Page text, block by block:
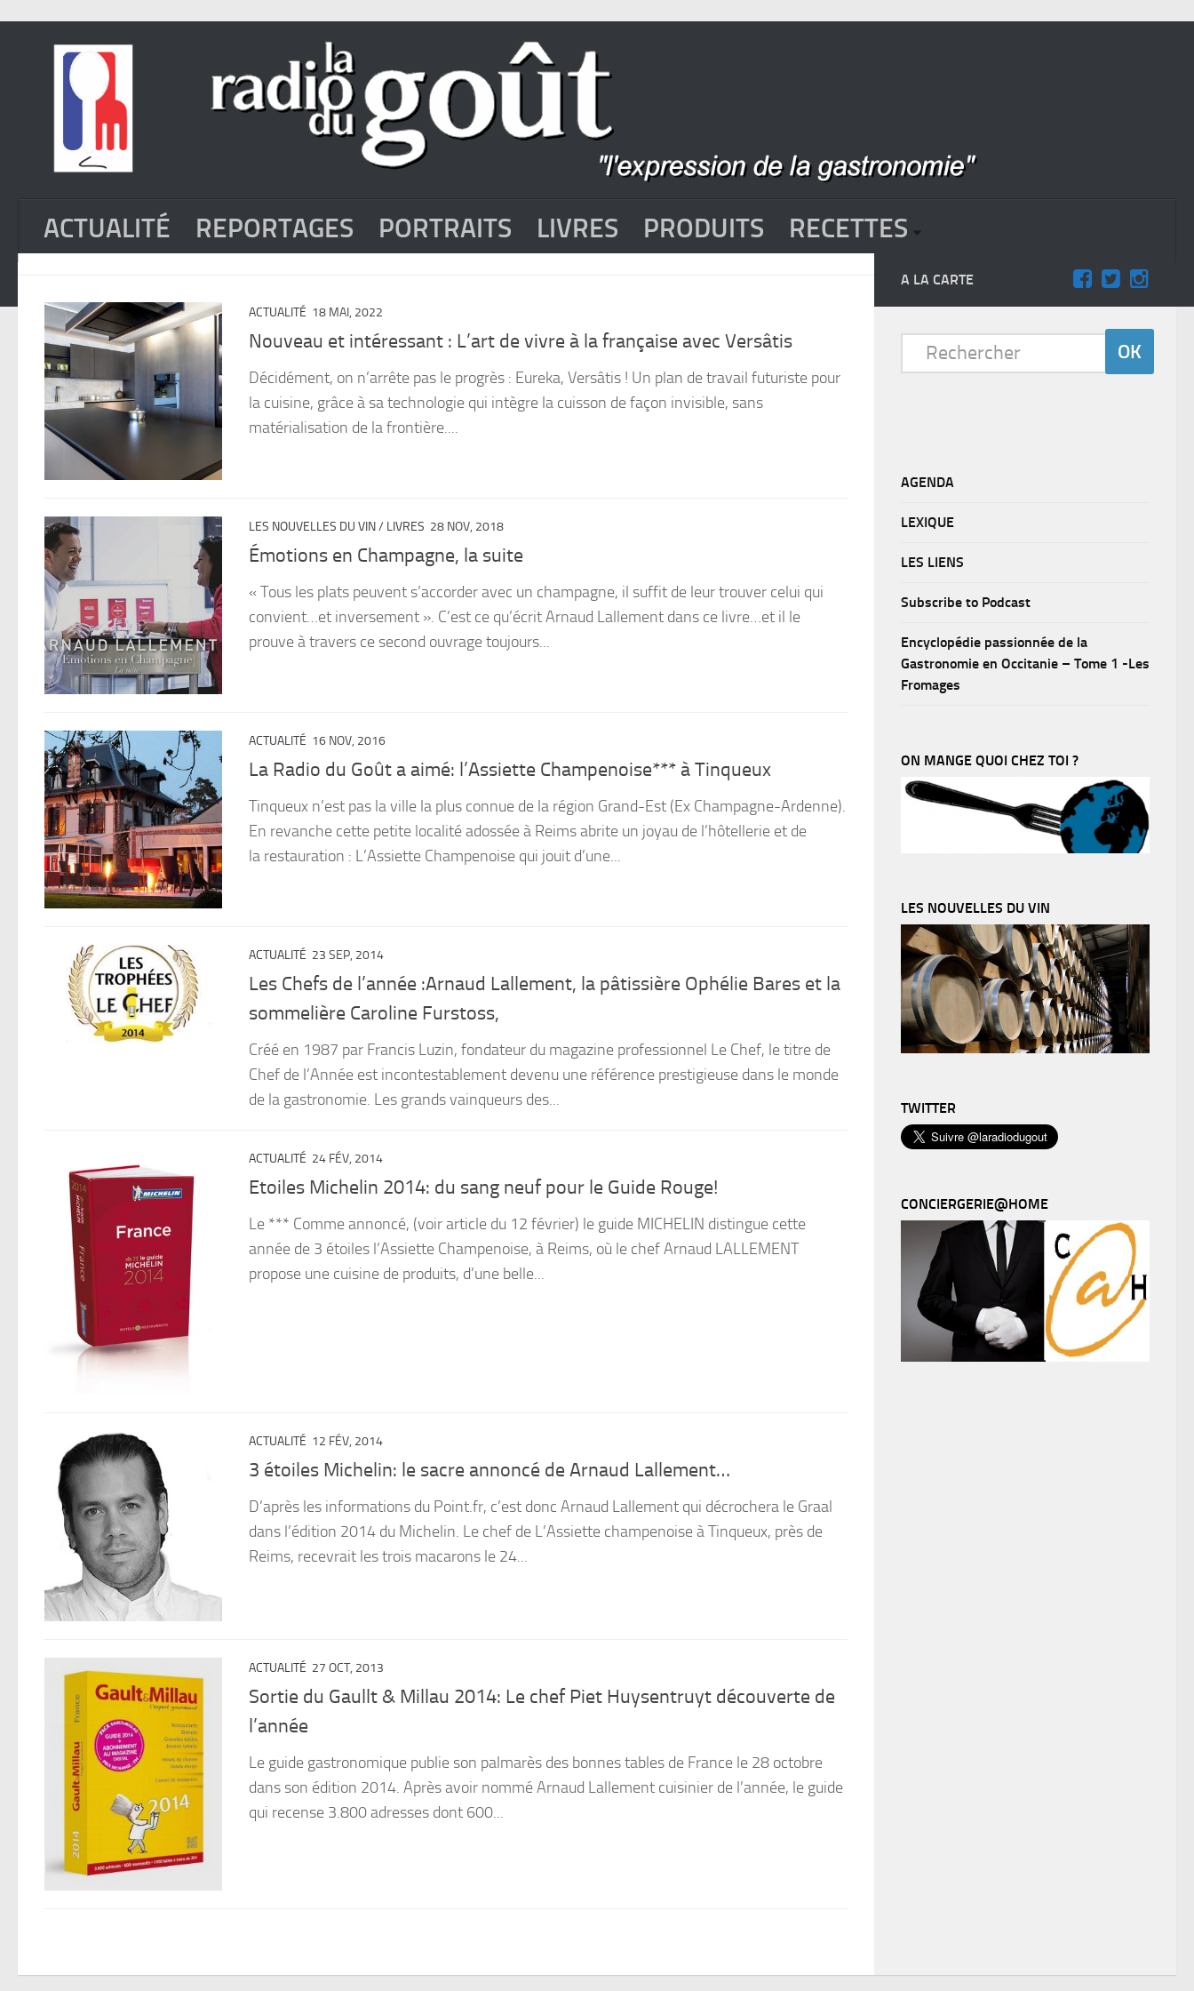
ACTUALITÉ REPORTAGES PORTRAITS LIVRES PRODUITS RECETTES
ACTUALITÉ 18 MAI, 2022
Nouveau et intéressant : L’art de vivre à la française avec Versâtis
Décidément, on n’arrête pas le progrès : Eureka, Versâtis ! Un plan de travail futuriste pour
la cuisine, grâce à sa technologie qui intègre la cuisson de façon invisible, sans
matérialisation de la frontière....
LES NOUVELLES DU VIN/ LIVRES 28 NOV, 2018
Émotions en Champagne, la suite
« Tous les plats peuvent s’accorder avec un champagne, il suffit de leur trouver celui qui
convient…et inversement ». C’est ce qu’écrit Arnaud Lallement dans ce livre…et il le
prouve à travers ce second ouvrage toujours...
ACTUALITÉ 16 NOV, 2016
La Radio du Goût a aimé: l’Assiette Champenoise*** à Tinqueux
Tinqueux n’est pas la ville la plus connue de la région Grand-Est (Ex Champagne-Ardenne).
En revanche cette petite localité adossée à Reims abrite un joyau de l’hôtellerie et de
la restauration : L’Assiette Champenoise qui jouit d’une...
ACTUALITÉ 23 SEP, 2014
Les Chefs de l’année :Arnaud Lallement, la pâtissière Ophélie Bares et la
sommelière Caroline Furstoss,
Créé en 1987 par Francis Luzin, fondateur du magazine professionnel Le Chef, le titre de
Chef de l’Année est incontestablement devenu une référence prestigieuse dans le monde
de la gastronomie. Les grands vainqueurs des...
ACTUALITÉ 24 FÉV, 2014
Etoiles Michelin 2014: du sang neuf pour le Guide Rouge!
Le *** Comme annoncé, (voir article du 12 février) le guide MICHELIN distingue cette
année de 3 étoiles l’Assiette Champenoise, à Reims, où le chef Arnaud LALLEMENT
propose une cuisine de produits, d’une belle...
ACTUALITÉ 12 FÉV, 2014
3 étoiles Michelin: le sacre annoncé de Arnaud Lallement…
D’après les informations du Point.fr, c’est donc Arnaud Lallement qui décrochera le Graal
dans l’édition 2014 du Michelin. Le chef de L’Assiette champenoise à Tinqueux, près de
Reims, recevrait les trois macarons le 24...
ACTUALITÉ 27 OCT, 2013
Sortie du Gaullt & Millau 2014: Le chef Piet Huysentruyt découverte de
l’année
Le guide gastronomique publie son palmarès des bonnes tables de France le 28 octobre
dans son édition 2014. Après avoir nommé Arnaud Lallement cuisinier de l’année, le guide
qui recense 3.800 adresses dont 600...
A LA CARTE
AGENDA
LEXIQUE
LES LIENS
Subscribe to Podcast
Encyclopédie passionnée de la
Gastronomie en Occitanie – Tome 1 -Les
Fromages
ON MANGE QUOI CHEZ TOI ?
LES NOUVELLES DU VIN
TWITTER
CONCIERGERIE@HOME